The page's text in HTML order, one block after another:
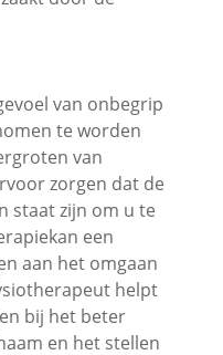
van onbegrip
te worden
van
zorgen dat de
staat zijn om u te
een
aan het omgaan
helpt
bij het beter
en het stellen